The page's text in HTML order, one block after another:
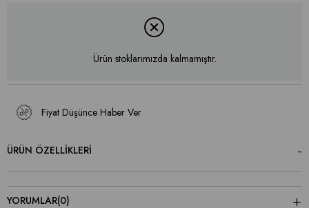
Ürün stoklarımızda kalmamıştır.
Fiyat Düşünce Haber Ver
ÜRÜN ÖZELLIKLERI
YORUMLAR(0)